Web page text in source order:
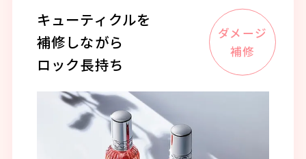
キューティクルを
補修しながら
ロック長持ち